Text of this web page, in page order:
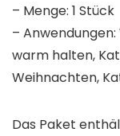
– Menge: 1 Stück
–
warm halten,
Weihnachten,
Das Paket